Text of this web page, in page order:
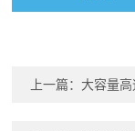
上一篇： 大容量